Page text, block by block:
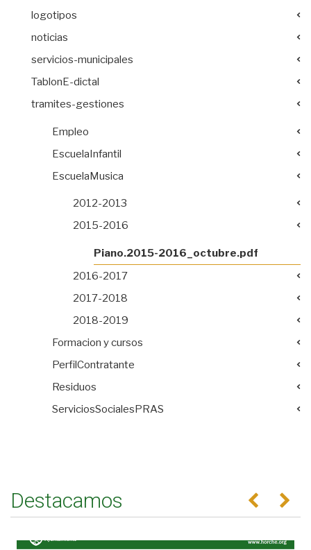
logotipos
noticias
servicios-municipales
TablonE-dictal
tramites-gestiones
Empleo
EscuelaInfantil
EscuelaMusica
2012-2013
2015-2016
Piano.2015-2016_octubre.pdf
2016-2017
2017-2018
2018-2019
Formacion y cursos
PerfilContratante
Residuos
ServiciosSocialesPRAS
Destacamos Anterior